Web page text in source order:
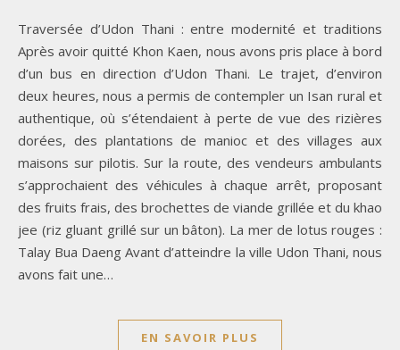
Traversée d’Udon Thani : entre modernité et traditions
Après avoir quitté Khon Kaen, nous avons pris place à bord
d’un bus en direction d’Udon Thani. Le trajet, d’environ
deux heures, nous a permis de contempler un Isan rural et
authentique, où s’étendaient à perte de vue des rizières
dorées, des plantations de manioc et des villages aux
maisons sur pilotis. Sur la route, des vendeurs ambulants
s’approchaient des véhicules à chaque arrêt, proposant
des fruits frais, des brochettes de viande grillée et du khao
jee (riz gluant grillé sur un bâton). La mer de lotus rouges :
Talay Bua Daeng Avant d’atteindre la ville Udon Thani, nous
avons fait une…
EN SAVOIR PLUS